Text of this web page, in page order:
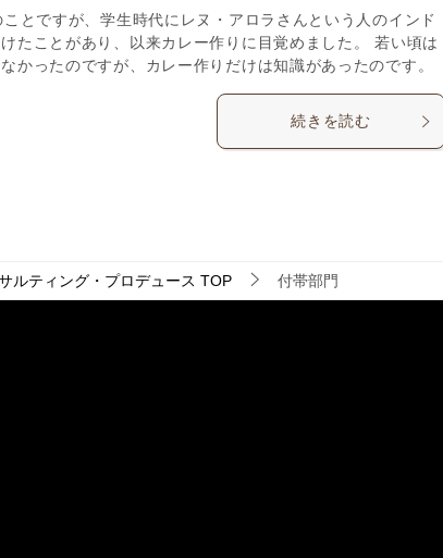
とですが、学生時代にレヌ・アロラさんという人のインド
たことがあり、以来カレー作りに目覚めました。 若い頃は
かったのですが、カレー作りだけは知識があったのです。
続きを読む
ルティング・プロデュース TOP 付帯部門